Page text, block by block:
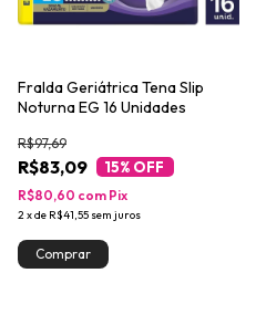
Fralda Geriátrica Tena Slip
Noturna EG 16 Unidades
R$83,09
R$97,69
15% OFF
2xde R$41,55 sem juros
R$80,60 com Pix